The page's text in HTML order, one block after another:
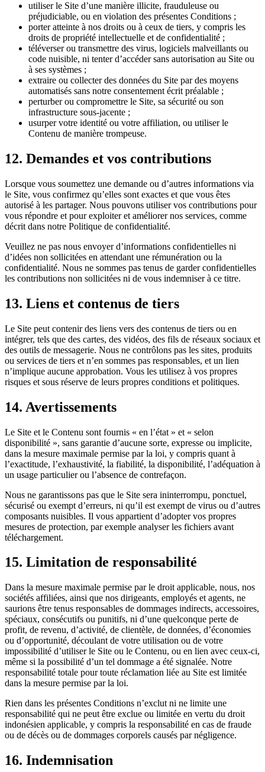
utiliser le Site d’une manière illicite, frauduleuse ou
préjudiciable, ou en violation des présentes Conditions ;
porter atteinte à nos droits ou à ceux de tiers, y compris les
droits de propriété intellectuelle et de confidentialité ;
téléverser ou transmettre des virus, logiciels malveillants ou
code nuisible, ni tenter d’accéder sans autorisation au Site ou
à ses systèmes ;
extraire ou collecter des données du Site par des moyens
automatisés sans notre consentement écrit préalable ;
perturber ou compromettre le Site, sa sécurité ou son
infrastructure sous-jacente ;
usurper votre identité ou votre affiliation, ou utiliser le
Contenu de manière trompeuse.
12. Demandes et vos contributions
Lorsque vous soumettez une demande ou d’autres informations via
le Site, vous confirmez qu’elles sont exactes et que vous êtes
autorisé à les partager. Nous pouvons utiliser vos contributions pour
vous répondre et pour exploiter et améliorer nos services, comme
décrit dans notre Politique de confidentialité.
Veuillez ne pas nous envoyer d’informations confidentielles ni
d’idées non sollicitées en attendant une rémunération ou la
confidentialité. Nous ne sommes pas tenus de garder confidentielles
les contributions non sollicitées ni de vous indemniser à ce titre.
13. Liens et contenus de tiers
Le Site peut contenir des liens vers des contenus de tiers ou en
intégrer, tels que des cartes, des vidéos, des fils de réseaux sociaux et
des outils de messagerie. Nous ne contrôlons pas les sites, produits
ou services de tiers et n’en sommes pas responsables, et un lien
n’implique aucune approbation. Vous les utilisez à vos propres
risques et sous réserve de leurs propres conditions et politiques.
14. Avertissements
Le Site et le Contenu sont fournis « en l’état » et « selon
disponibilité », sans garantie d’aucune sorte, expresse ou implicite,
dans la mesure maximale permise par la loi, y compris quant à
l’exactitude, l’exhaustivité, la fiabilité, la disponibilité, l’adéquation à
un usage particulier ou l’absence de contrefaçon.
Nous ne garantissons pas que le Site sera ininterrompu, ponctuel,
sécurisé ou exempt d’erreurs, ni qu’il est exempt de virus ou d’autres
composants nuisibles. Il vous appartient d’adopter vos propres
mesures de protection, par exemple analyser les fichiers avant
téléchargement.
15. Limitation de responsabilité
Dans la mesure maximale permise par le droit applicable, nous, nos
sociétés affiliées, ainsi que nos dirigeants, employés et agents, ne
saurions être tenus responsables de dommages indirects, accessoires,
spéciaux, consécutifs ou punitifs, ni d’une quelconque perte de
profit, de revenu, d’activité, de clientèle, de données, d’économies
ou d’opportunité, découlant de votre utilisation ou de votre
impossibilité d’utiliser le Site ou le Contenu, ou en lien avec ceux-ci,
même si la possibilité d’un tel dommage a été signalée. Notre
responsabilité totale pour toute réclamation liée au Site est limitée
dans la mesure permise par la loi.
Rien dans les présentes Conditions n’exclut ni ne limite une
responsabilité qui ne peut être exclue ou limitée en vertu du droit
indonésien applicable, y compris la responsabilité en cas de fraude
ou de décès ou de dommages corporels causés par négligence.
16. Indemnisation